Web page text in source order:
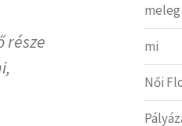
része
mi
Női